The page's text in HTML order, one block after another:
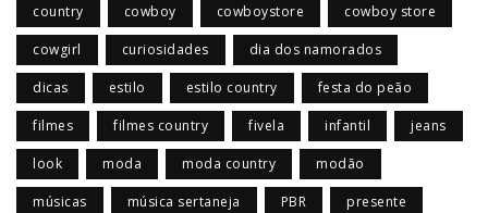
country cowboy cowboystore cowboy store
cowgirl curiosidades dia dos namorados
dicas estilo estilo country festa do peão
filmes filmes country fivela infantil jeans
look moda moda country modão
músicas música sertaneja PBR presente